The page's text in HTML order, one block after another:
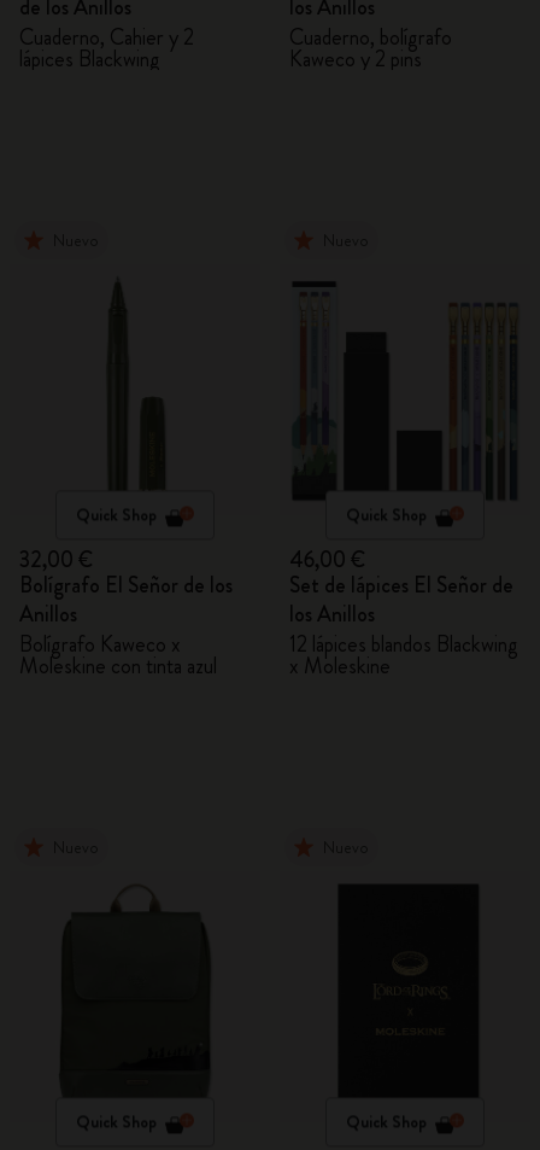
de los Anillos
Cuaderno, Cahier y 2
lápices Blackwing
los Anillos
Cuaderno, bolígrafo
Kaweco y 2 pins
Quick Shop
32,00 €
Bolígrafo El Señor de los
Anillos
Bolígrafo Kaweco x
Moleskine con tinta azul
Quick Shop
46,00 €
Set de lápices El Señor de
los Anillos
12 lápices blandos Blackwing
x Moleskine
Quick Shop Quick Shop